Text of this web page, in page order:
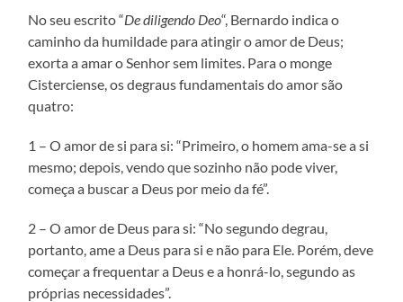
No seu escrito “De diligendo Deo“, Bernardo indica o
caminho da humildade para atingir o amor de Deus;
exorta a amar o Senhor sem limites. Para o monge
Cisterciense, os degraus fundamentais do amor são
quatro:
1 – O amor de si para si: “Primeiro, o homem ama-se a si
mesmo; depois, vendo que sozinho não pode viver,
começa a buscar a Deus por meio da fé”.
2 – O amor de Deus para si: “No segundo degrau,
portanto, ame a Deus para si e não para Ele. Porém, deve
começar a frequentar a Deus e a honrá-lo, segundo as
próprias necessidades”.